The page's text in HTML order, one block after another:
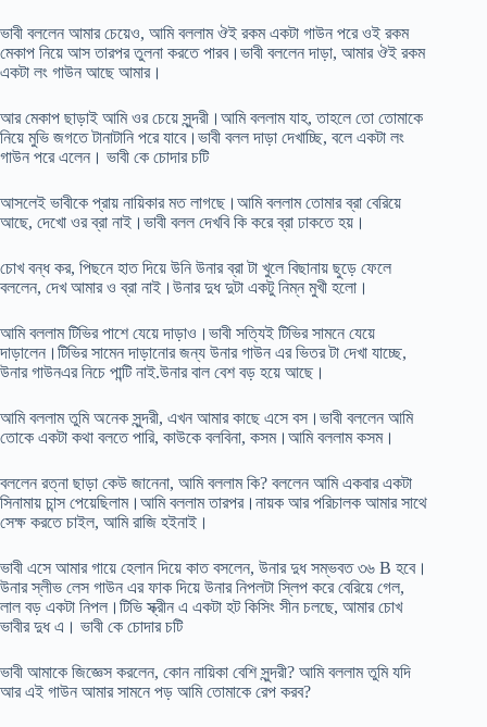
ভাবী বললেন আমার চেয়েও, আমি বললাম ঔই রকম একটা গাউন পরে ওই রকম
মেকাপ নিয়ে আস তারপর তুলনা করতে পারব।ভাবী বললেন দাড়া, আমার ঔই রকম
একটা লং গাউন আছে আমার।
আর মেকাপ ছাড়াই আমি ওর চেয়ে সুন্দরী।আমি বললাম যাহ, তাহলে তো তোমাকে
নিয়ে মুভি জগতে টানাটানি পরে যাবে।ভাবী বলল দাড়া দেখাচ্ছি, বলে একটা লং
গাউন পরে এলেন। ভাবী কে চোদার চটি
আসলেই ভাবীকে প্রায় নায়িকার মত লাগছে।আমি বললাম তোমার ব্রা বেরিয়ে
আছে, দেখো ওর ব্রা নাই।ভাবী বলল দেখবি কি করে ব্রা ঢাকতে হয়।
চোখ বন্ধ কর, পিছনে হাত দিয়ে উনি উনার ব্রা টা খুলে বিছানায় ছুড়ে ফেলে
বললেন, দেখ আমার ও ব্রা নাই।উনার দুধ দুটা একটু নিম্ন মুখী হলো।
আমি বললাম টিভির পাশে যেয়ে দাড়াও।ভাবী সত্যিই টিভির সামনে যেয়ে
দাড়ালেন।টিভির সামেন দাড়ানোর জন্য উনার গাউন এর ভিতর টা দেখা যাচ্ছে,
উনার গাউনএর নিচে পান্টি নাই.উনার বাল বেশ বড় হয়ে আছে।
আমি বললাম তুমি অনেক সুন্দরী, এখন আমার কাছে এসে বস।ভাবী বললেন আমি
তোকে একটা কথা বলতে পারি, কাউকে বলবিনা, কসম।আমি বললাম কসম।
বললেন রত্না ছাড়া কেউ জানেনা, আমি বললাম কি? বললেন আমি একবার একটা
সিনামায় চান্স পেয়েছিলাম।আমি বললাম তারপর।নায়ক আর পরিচালক আমার সাথে
সেক্ষ করতে চাইল, আমি রাজি হইনাই।
ভাবী এসে আমার গায়ে হেলান দিয়ে কাত বসলেন, উনার দুধ সম্ভবত ৩৬ B হবে।
উনার স্লীভ লেস গাউন এর ফাক দিয়ে উনার নিপলটা স্লিপ করে বেরিয়ে গেল,
লাল বড় একটা নিপল।টিভি স্ক্রীন এ একটা হট কিসিং সীন চলছে, আমার চোখ
ভাবীর দুধ এ। ভাবী কে চোদার চটি
ভাবী আমাকে জিজ্ঞেস করলেন, কোন নায়িকা বেশি সুন্দরী? আমি বললাম তুমি যদি
আর এই গাউন আমার সামনে পড় আমি তোমাকে রেপ করব?